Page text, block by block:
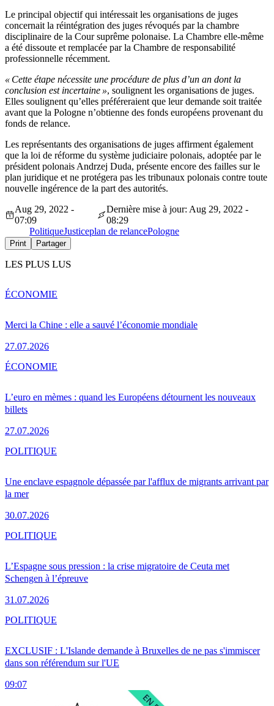
Le principal objectif qui intéressait les organisations de juges
concernait la réintégration des juges révoqués par la chambre
disciplinaire de la Cour suprême polonaise. La Chambre elle-même
a été dissoute et remplacée par la Chambre de responsabilité
professionnelle récemment.
« Cette étape nécessite une procédure de plus d’un an dont la
conclusion est incertaine », soulignent les organisations de juges.
Elles soulignent qu’elles préféreraient que leur demande soit traitée
avant que la Pologne n’obtienne des fonds européens provenant du
fonds de relance.
Les représentants des organisations de juges affirment également
que la loi de réforme du système judiciaire polonais, adoptée par le
président polonais Andrzej Duda, présente encore des failles sur le
plan juridique et ne protégera pas les tribunaux polonais contre toute
nouvelle ingérence de la part des autorités.
Aug 29, 2022 -
07:09
Dernière mise à jour: Aug 29, 2022 -
08:29
PolitiqueJusticeplan de relancePologne
Print Partager
LES PLUS LUS
Merci la Chine : elle a sauvé l’économie mondiale
27.07.2026
ÉCONOMIE
L’euro en mèmes : quand les Européens détournent les nouveaux
billets
27.07.2026
ÉCONOMIE
Une enclave espagnole dépassée par l'afflux de migrants arrivant par
la mer
30.07.2026
POLITIQUE
L’Espagne sous pression : la crise migratoire de Ceuta met
Schengen à l’épreuve
31.07.2026
POLITIQUE
EXCLUSIF : L'Islande demande à Bruxelles de ne pas s'immiscer
dans son référendum sur l'UE
09:07
POLITIQUE